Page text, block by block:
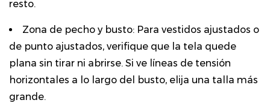
resto.
Zona de pecho y busto: Para vestidos ajustados o
de punto ajustados, verifique que la tela quede
plana sin tirar ni abrirse. Si ve líneas de tensión
horizontales a lo largo del busto, elija una talla más
grande.